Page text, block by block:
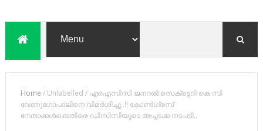
Feed
Home /Unlabelled / എഐസിസി ജനറല്‍ സെക്രട്ടറി കെ സി
വേണുഗോപാലിനെ വിമര്‍ശിച്ചു..!! കോണ്‍ഗ്രസ്
നേതാക്കള്‍ക്കെതിരെ ഡിസിസിയുടെ അച്ചടക്ക നടപടി..